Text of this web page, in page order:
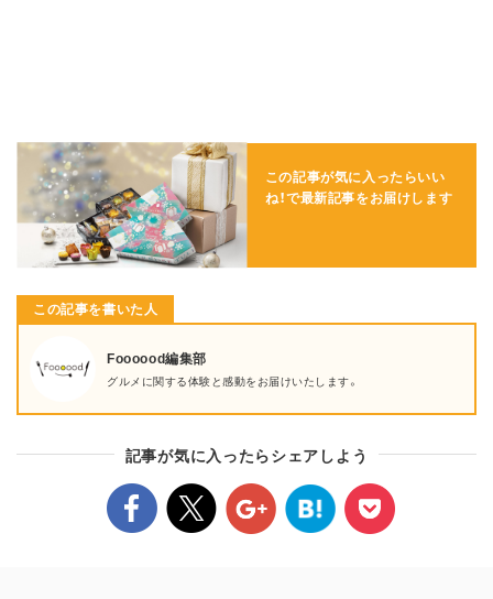
この記事が気に入ったらいい
ね！で最新記事をお届けします
この記事を書いた人
Foooood編集部
グルメに関する体験と感動をお届けいたします。
記事が気に入ったらシェアしよう